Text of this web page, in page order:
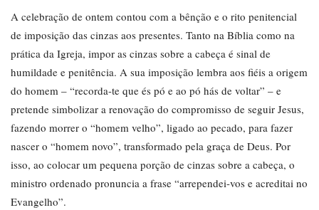
A celebração de ontem contou com a bênção e o rito penitencial
de imposição das cinzas aos presentes. Tanto na Bíblia como na
prática da Igreja, impor as cinzas sobre a cabeça é sinal de
humildade e penitência. A sua imposição lembra aos fiéis a origem
do homem – “recorda-te que és pó e ao pó hás de voltar” – e
pretende simbolizar a renovação do compromisso de seguir Jesus,
fazendo morrer o “homem velho”, ligado ao pecado, para fazer
nascer o “homem novo”, transformado pela graça de Deus. Por
isso, ao colocar um pequena porção de cinzas sobre a cabeça, o
ministro ordenado pronuncia a frase “arrependei-vos e acreditai no
Evangelho”.